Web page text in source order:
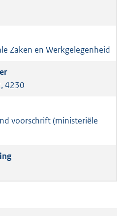
Zaken en Werkgelegenheid
4230
voorschrift (ministeriële